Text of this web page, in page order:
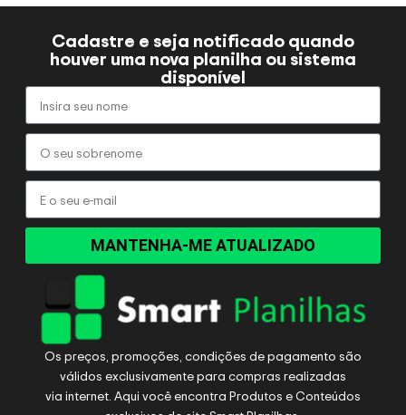
Cadastre e seja notificado quando
houver uma nova planilha ou sistema
disponível
MANTENHA-ME ATUALIZADO
Os preços, promoções, condições de pagamento são
válidos exclusivamente para compras realizadas
via internet. Aqui você encontra Produtos e Conteúdos